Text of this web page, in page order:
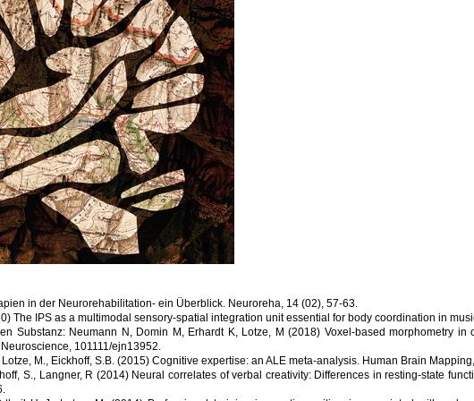
in der Neurorehabilitation- ein Überblick. Neuroreha, 14 (02), 57-63.
The IPS as a multimodal sensory-spatial integration unit essential for body coordination in
Substanz: Neumann N, Domin M, Erhardt K, Lotze, M (2018) Voxel-based morphometry
101111/ejn13952.
M., Eickhoff, S.B. (2015) Cognitive expertise: an ALE meta-analysis. Human Brain
S., Langner, R (2014) Neural correlates of verbal creativity: Differences in resting-state